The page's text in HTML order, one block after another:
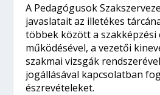
A Pedagógusok
javaslatait az illetékes
többek között a
működésével, a vezetői
szakmai vizsgák
jogállásával kapcsolatban
észrevételeket.